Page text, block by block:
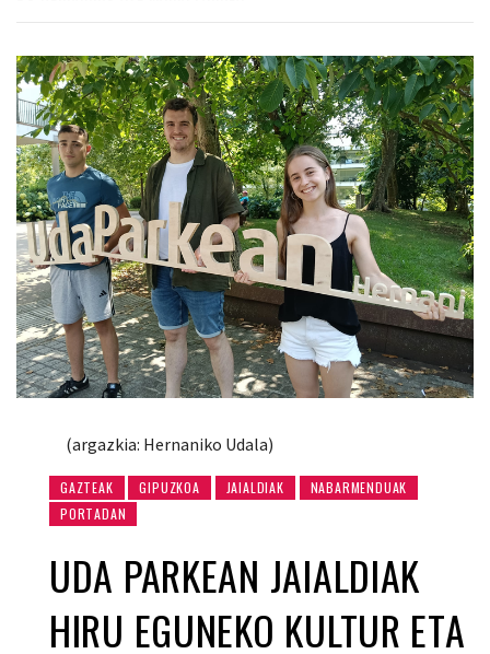
(argazkia: Hernaniko Udala)
GAZTEAK GIPUZKOA JAIALDIAK
NABARMENDUAK
PORTADAN
UDA PARKEAN JAIALDIAK
HIRU EGUNEKO KULTUR ETA